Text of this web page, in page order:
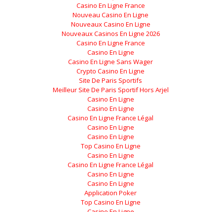
Casino En Ligne France
Nouveau Casino En Ligne
Nouveaux Casino En Ligne
Nouveaux Casinos En Ligne 2026
Casino En Ligne France
Casino En Ligne
Casino En Ligne Sans Wager
Crypto Casino En Ligne
Site De Paris Sportifs
Meilleur Site De Paris Sportif Hors Arjel
Casino En Ligne
Casino En Ligne
Casino En Ligne France Légal
Casino En Ligne
Casino En Ligne
Top Casino En Ligne
Casino En Ligne
Casino En Ligne France Légal
Casino En Ligne
Casino En Ligne
Application Poker
Top Casino En Ligne